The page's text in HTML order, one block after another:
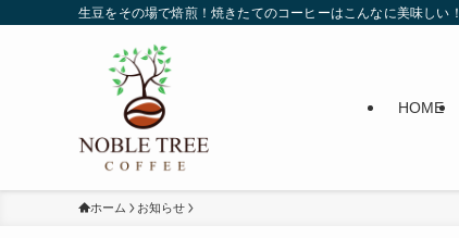
生豆をその場で焙煎！焼きたてのコーヒーはこんなに美味しい！
HOME
ホーム お知らせ